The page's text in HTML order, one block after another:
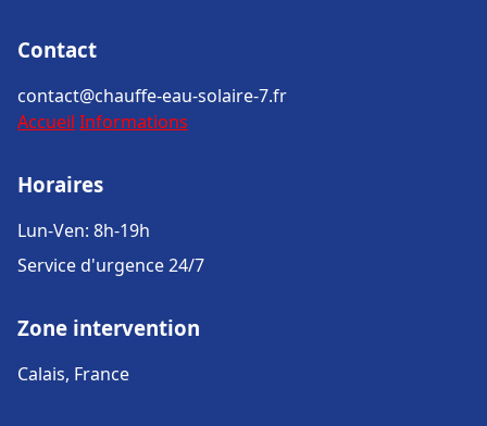
Contact
contact@chauffe-eau-solaire-7.fr
Accueil Informations
Horaires
Lun-Ven: 8h-19h
Service d'urgence 24/7
Zone intervention
Calais, France